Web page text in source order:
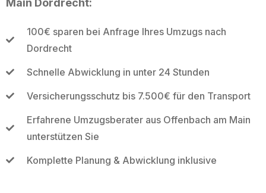
Main Dordrecht:
100€ sparen bei Anfrage Ihres Umzugs nach
Dordrecht
Schnelle Abwicklung in unter 24 Stunden
Versicherungsschutz bis 7.500€ für den Transport
Erfahrene Umzugsberater aus Offenbach am Main
unterstützen Sie
Komplette Planung & Abwicklung inklusive